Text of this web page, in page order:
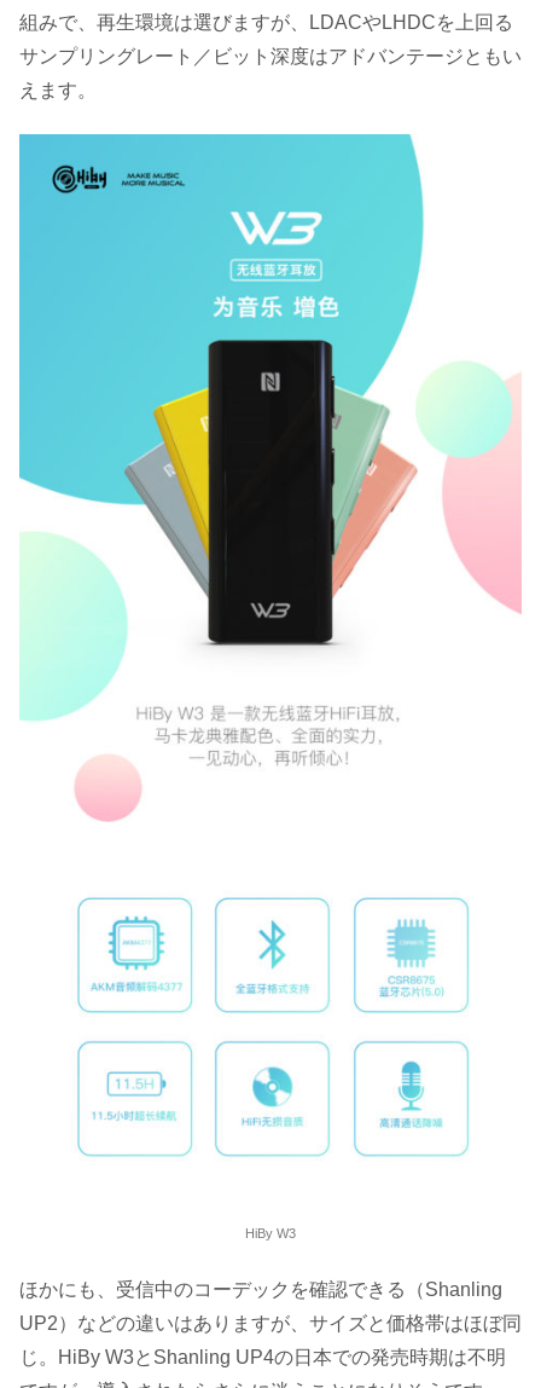
組みで、再生環境は選びますが、LDACやLHDCを上回る
サンプリングレート／ビット深度はアドバンテージともい
えます。
HiBy W3
ほかにも、受信中のコーデックを確認できる（Shanling
UP2）などの違いはありますが、サイズと価格帯はほぼ同
じ。HiBy W3とShanling UP4の日本での発売時期は不明